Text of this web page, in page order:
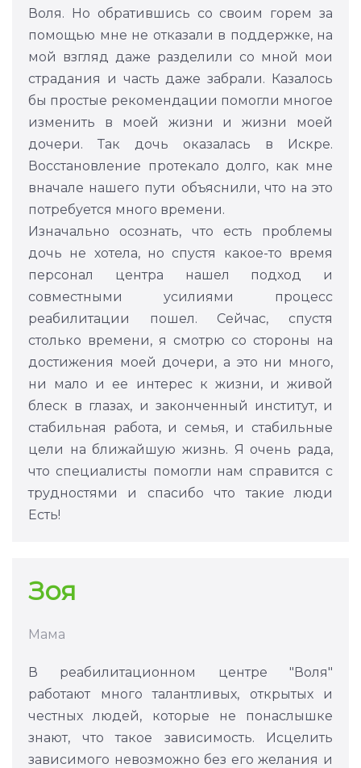
Воля. Но обратившись со своим горем за
помощью мне не отказали в поддержке, на
мой взгляд даже разделили со мной мои
страдания и часть даже забрали. Казалось
бы простые рекомендации помогли многое
изменить в моей жизни и жизни моей
дочери. Так дочь оказалась в Искре.
Восстановление протекало долго, как мне
вначале нашего пути объяснили, что на это
потребуется много времени.
Изначально осознать, что есть проблемы
дочь не хотела, но спустя какое-то время
персонал центра нашел подход и
совместными усилиями процесс
реабилитации пошел. Сейчас, спустя
столько времени, я смотрю со стороны на
достижения моей дочери, а это ни много,
ни мало и ее интерес к жизни, и живой
блеск в глазах, и законченный институт, и
стабильная работа, и семья, и стабильные
цели на ближайшую жизнь. Я очень рада,
что специалисты помогли нам справится с
трудностями и спасибо что такие люди
Есть!
Зоя
Мама
В реабилитационном центре "Воля"
работают много талантливых, открытых и
честных людей, которые не понаслышке
знают, что такое зависимость. Исцелить
зависимого невозможно без его желания и